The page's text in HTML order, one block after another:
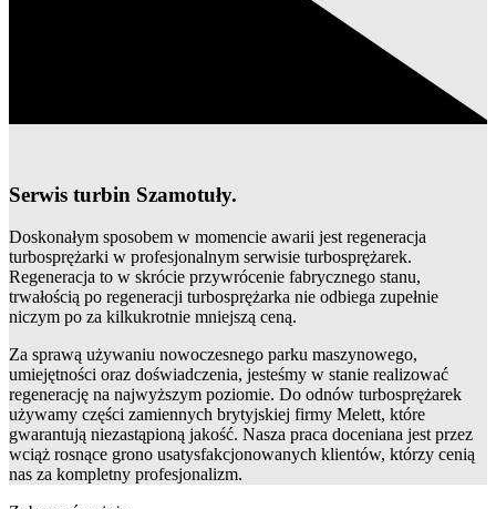
Serwis turbin Szamotuły.
Doskonałym sposobem w momencie awarii jest regeneracja
turbosprężarki w profesjonalnym serwisie turbosprężarek.
Regeneracja to w skrócie przywrócenie fabrycznego stanu,
trwałością po regeneracji turbosprężarka nie odbiega zupełnie
niczym po za kilkukrotnie mniejszą ceną.
Za sprawą używaniu nowoczesnego parku maszynowego,
umiejętności oraz doświadczenia, jesteśmy w stanie realizować
regenerację na najwyższym poziomie. Do odnów turbosprężarek
używamy części zamiennych brytyjskiej firmy Melett, które
gwarantują niezastąpioną jakość. Nasza praca doceniana jest przez
wciąż rosnące grono usatysfakcjonowanych klientów, którzy cenią
nas za kompletny profesjonalizm.